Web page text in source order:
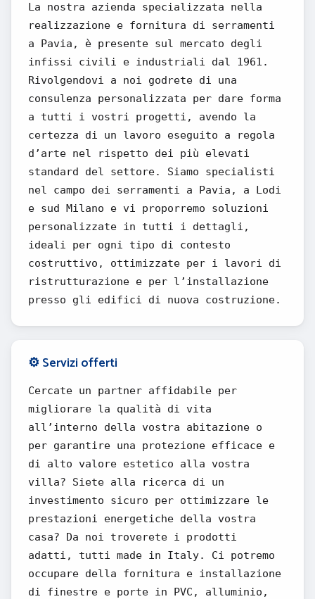
La nostra azienda specializzata nella
realizzazione e fornitura di serramenti
a Pavia, è presente sul mercato degli
infissi civili e industriali dal 1961.
Rivolgendovi a noi godrete di una
consulenza personalizzata per dare forma
a tutti i vostri progetti, avendo la
certezza di un lavoro eseguito a regola
d’arte nel rispetto dei più elevati
standard del settore. Siamo specialisti
nel campo dei serramenti a Pavia, a Lodi
e sud Milano e vi proporremo soluzioni
personalizzate in tutti i dettagli,
ideali per ogni tipo di contesto
costruttivo, ottimizzate per i lavori di
ristrutturazione e per l’installazione
presso gli edifici di nuova costruzione.
⚙️ Servizi offerti
Cercate un partner affidabile per
migliorare la qualità di vita
all’interno della vostra abitazione o
per garantire una protezione efficace e
di alto valore estetico alla vostra
villa? Siete alla ricerca di un
investimento sicuro per ottimizzare le
prestazioni energetiche della vostra
casa? Da noi troverete i prodotti
adatti, tutti made in Italy. Ci potremo
occupare della fornitura e installazione
di finestre e porte in PVC, alluminio,